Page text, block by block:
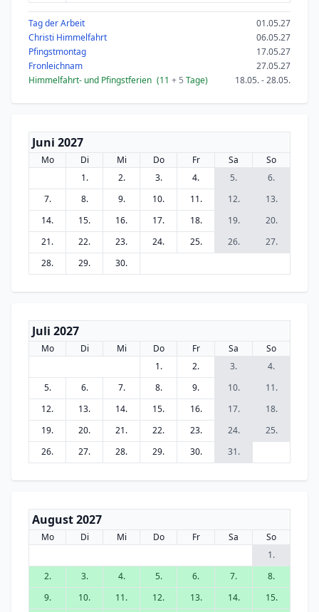
Tag der Arbeit
01.05.27
Christi Himmelfahrt
06.05.27
Pfingstmontag
17.05.27
Fronleichnam
27.05.27
Himmelfahrt- und Pfingstferien (11 + 5 Tage) 18.05. - 28.05.
Juni 2027
Mo Di Mi Do Fr Sa
So
1.
2. 3. 4. 5.
6.
7.
8. 9. 10. 11. 12.
13.
14.
15. 16. 17. 18. 19.
20.
21.
22. 23. 24. 25. 26.
27.
28.
29. 30.
Juli 2027
Mo Di Mi Do Fr Sa
So
1.
2. 3.
4.
5.
6. 7. 8. 9. 10.
11.
12.
13. 14. 15. 16. 17.
18.
19.
20. 21. 22. 23. 24.
25.
26.
27. 28. 29. 30. 31.
August 2027
Mo Di Mi Do Fr Sa
So
1.
2.
3. 4. 5. 6. 7.
8.
9.
10. 11. 12. 13. 14.
15.